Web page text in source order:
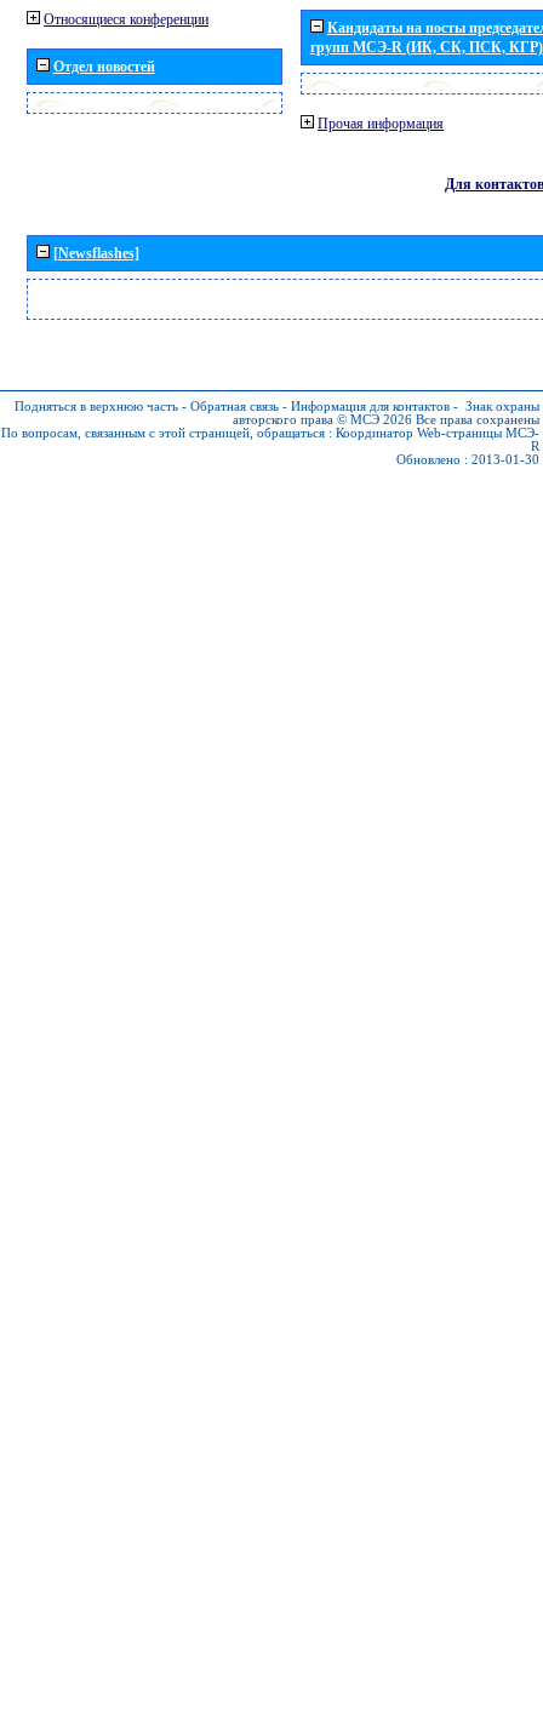
Относящиеся конференции
Отдел новостей
Кандидаты на посты
групп МСЭ-R (ИК, СК, ПСК, КГР)
Прочая информация
Для контактов
[Newsflashes]
Подняться в верхнюю часть - Обратная связь - Информация для контактов - Знак охраны
авторского права © МСЭ 2026 Все права сохранены
По вопросам, связанным с этой страницей, обращаться : Координатор Web-страницы МСЭ-
R
Обновлено : 2013-01-30